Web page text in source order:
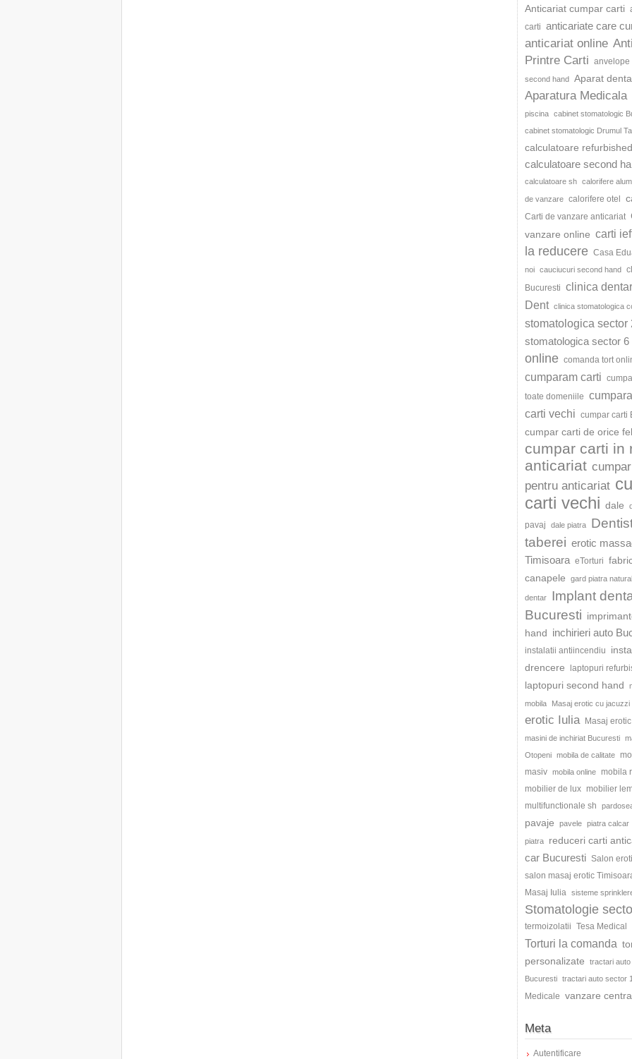
Anticariat cumpar carti
carti anticariate care
anticariat online
Printre Carti anvelope
second hand Aparat
Aparatura Medicala
piscina cabinet stomatologic
cabinet stomatologic Drumul
calculatoare refurbished
calculatoare second
calculatoare sh calorifere
de vanzare calorifere otel
Carti de vanzare anticariat
vanzare online carti
la reducere Casa
noi cauciucuri second hand
Bucuresti clinica
Dent clinica stomatologica
stomatologica sector
stomatologica sector 6
online comanda tort
cumparam carti
toate domeniile
carti vechi cumpar carti
cumpar carti de orice fel
cumpar carti in
anticariat
pentru anticariat
carti vechi dale
pavaj dale piatra
taberei erotic
Timisoara eTorturi
canapele
gard piatra
dentar
Implant
Bucuresti
hand inchirieri auto
instalatii antiincendiu
drencere
laptopuri
laptopuri second hand
mobila Masaj erotic cu jacuzzi
erotic Iulia Masaj
masini de inchiriat Bucuresti
Otopeni mobila de calitate
masiv mobila online
mobila
mobilier de lux mobilier
multifunctionale sh
pavaje pavele piatra calcar
piatra reduceri carti
car Bucuresti Salon
salon masaj erotic
Masaj Iulia sisteme
Stomatologie
termoizolatii Tesa Medical
Torturi la comanda
personalizate
tractari auto
Bucuresti tractari auto sector
Medicale vanzare
Meta
Autentificare